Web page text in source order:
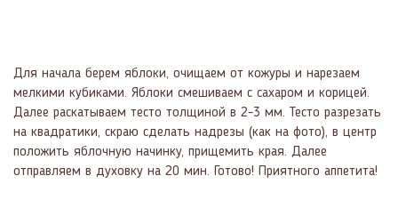
Для начала берем яблоки, очищаем от кожуры и нарезаем
мелкими кубиками. Яблоки смешиваем с сахаром и корицей.
Далее раскатываем тесто толщиной в 2-3 мм. Тесто разрезать
на квадратики, скраю сделать надрезы (как на фото), в центр
положить яблочную начинку, прищемить края. Далее
отправляем в духовку на 20 мин. Готово! Приятного аппетита!